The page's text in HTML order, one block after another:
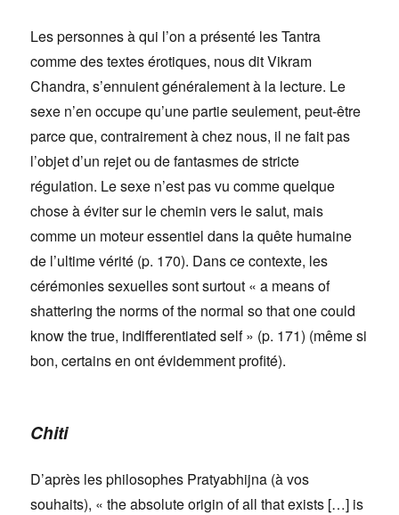
Les personnes à qui l’on a présenté les Tantra
comme des textes érotiques, nous dit Vikram
Chandra, s’ennuient généralement à la lecture. Le
sexe n’en occupe qu’une partie seulement, peut-être
parce que, contrairement à chez nous, il ne fait pas
l’objet d’un rejet ou de fantasmes de stricte
régulation. Le sexe n’est pas vu comme quelque
chose à éviter sur le chemin vers le salut, mais
comme un moteur essentiel dans la quête humaine
de l’ultime vérité (p. 170). Dans ce contexte, les
cérémonies sexuelles sont surtout « a means of
shattering the norms of the normal so that one could
know the true, indifferentiated self » (p. 171) (même si
bon, certains en ont évidemment profité).
Chiti
D’après les philosophes Pratyabhijna (à vos
souhaits), « the absolute origin of all that exists […] is